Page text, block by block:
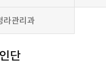
라관리과
단